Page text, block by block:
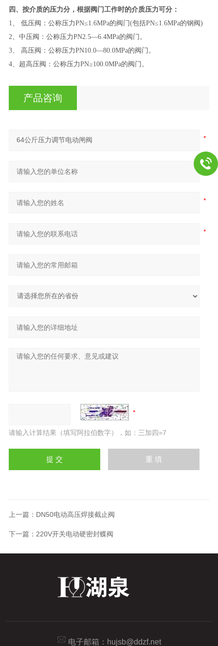
四、按介质的压力分，根据阀门工作时的介质压力可分：
1、 低压阀：公称压力PN≤1.6MPa的阀门(包括PN≤1.6MPa的钢阀)
2、中压阀：公称压力PN2.5—6.4MPa的阀门。
3、 高压阀：公称压力PN10.0—80.0MPa的阀门。
4、超高压阀：公称压力PN≥100.0MPa的阀门。
产品咨询
请输入计算结果（填写阿拉伯数字），如：三加四=7
上一篇： DN50电动高压焊接截止阀
下一篇： 220V开关电动硬密封蝶阀
电子邮箱： hujsb@ddzf.net